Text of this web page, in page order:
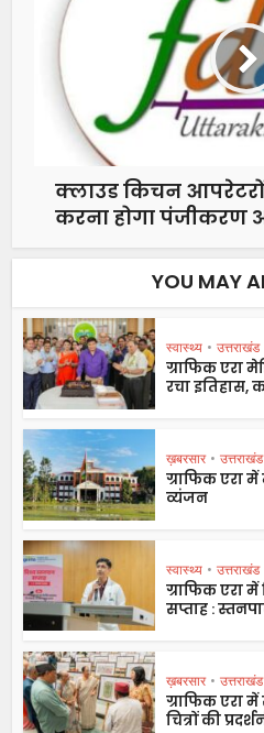
क्लाउड किचन
करना होगा पंजीकरण
YOU MAY
स्वास्थ्य • उत्तराखंड
ग्राफिक एरा
रचा इतिहास,
ख़बरसार • उत्तराखंड
ग्राफिक एरा
व्यंजन
स्वास्थ्य • उत्तराखंड
ग्राफिक एरा में
सप्ताह :
ख़बरसार • उत्तराखंड
ग्राफिक एरा में
चित्रों की